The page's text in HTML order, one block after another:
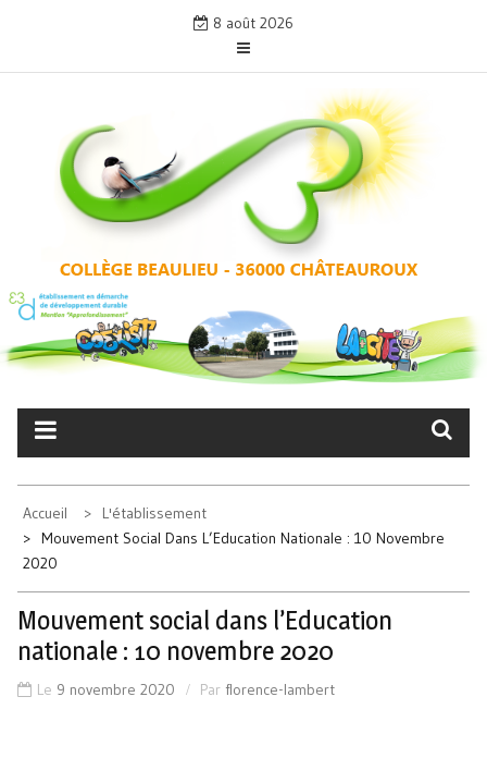
content
8 août 2026
COLLÈGE BEAULIEU –
CHÂTEAUROUX
Accueil
L'établissement
Mouvement Social Dans L’Education Nationale : 10 Novembre
2020
Mouvement social dans l’Education
nationale : 10 novembre 2020
Le 9 novembre 2020 Par florence-lambert